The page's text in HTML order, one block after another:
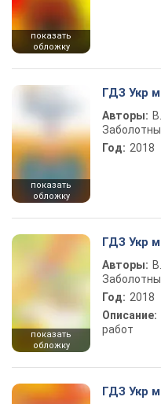
показать
обложку
показать
обложку
ГДЗ Укр
Авторы:
Год: 2018
показать
обложку
ГДЗ Укр
Авторы:
Год: 2018
Описание:
работ
ГДЗ Укр